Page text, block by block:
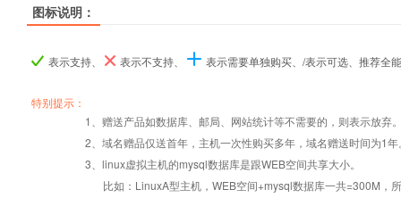
产品名称
Windows2008/
Linux
Windows2008/
Linux
Windows2008/
Linux
产品名称
产品名称
数据定期备份
图标说明：
表示支持、 表示不支持、 表示需要单独购买、/表示可选、推荐全
特别提示：
1、赠送产品如数据库、邮局、网站统计等不需要的，则表示放弃
2、域名赠品仅送首年，主机一次性购买多年，域名赠送时间为1年
3、linux虚拟主机的mysql数据库是跟WEB空间共享大小。
比如：LinuxA型主机，WEB空间+mysql数据库一共=300M，